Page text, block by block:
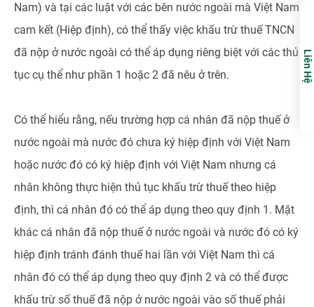
Nam) và tại các luật với các bên nước ngoài mà Việt Nam
cam kết (Hiệp định), có thể thấy việc khấu trừ thuế TNCN
đã nộp ở nước ngoài có thể áp dụng riêng biệt với các thủ
tục cụ thể như phần 1 hoặc 2 đã nêu ở trên.
Có thể hiểu rằng, nếu trường hợp cá nhân đã nộp thuế ở
nước ngoài mà nước đó chưa ký hiệp định với Việt Nam
hoặc nước đó có ký hiệp định với Việt Nam nhưng cá
nhân không thực hiện thủ tục khấu trừ thuế theo hiệp
định, thì cá nhân đó có thể áp dụng theo quy định 1. Mặt
khác cá nhân đã nộp thuế ở nước ngoài và nước đó có ký
hiệp định tránh đánh thuế hai lần với Việt Nam thì cá
nhân đó có thể áp dụng theo quy định 2 và có thể được
khấu trừ số thuế đã nộp ở nước ngoài vào số thuế phải
Liên Hệ